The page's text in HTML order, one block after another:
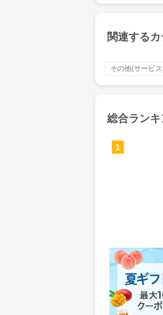
関連する
その他(サービ
総合ランキ
Yahoo!ショ
ョッピング)
1
0.46% 還元
獲得条件：お買